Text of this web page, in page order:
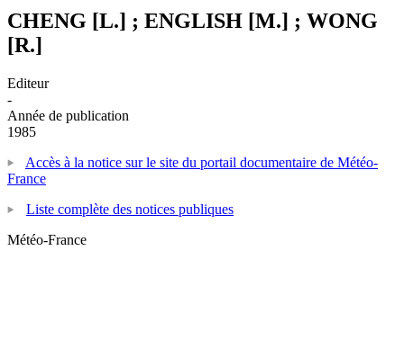
CHENG [L.] ; ENGLISH [M.] ; WONG
[R.]
Editeur
-
Année de publication
1985
Accès à la notice sur le site du portail documentaire de Météo-
France
Liste complète des notices publiques
Météo-France